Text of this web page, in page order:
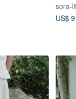
sora-
US$